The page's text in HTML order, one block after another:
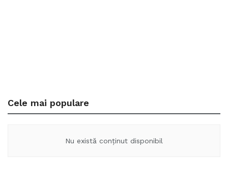
Cele mai populare
Nu există conținut disponibil